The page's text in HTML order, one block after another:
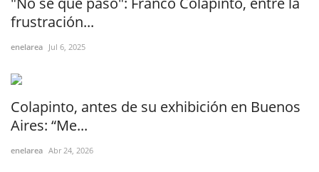
frustración...
enelarea Jul 6, 2025
Colapinto, antes de su exhibición en Buenos
Aires: “Me...
enelarea Abr 24, 2026